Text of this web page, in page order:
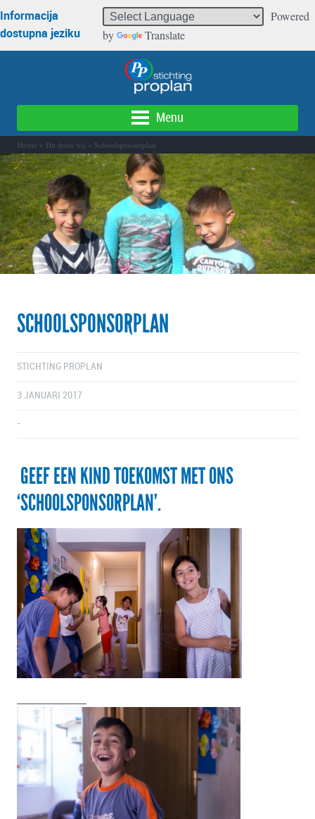
Informacija
dostupna jeziku
Powered
by
Translate
Menu
Home » Dit doen wij » Schoolsponsorplan
SCHOOLSPONSORPLAN
STICHTING PROPLAN
3 JANUARI 2017
-
GEEF EEN KIND TOEKOMST MET ONS
‘SCHOOLSPONSORPLAN’.